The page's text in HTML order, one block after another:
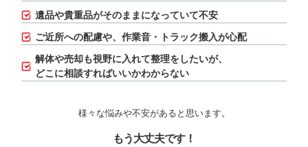
遺品や貴重品がそのままになっていて不安
ご近所への配慮や、作業音・トラック搬入が心配
解体や売却も視野に入れて整理をしたいが、
どこに相談すればいいかわからない
様々な悩みや不安があると思います。
もう大丈夫です！